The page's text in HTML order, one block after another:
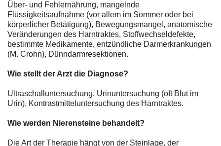
Über- und Fehlernährung, mangelnde
Flüssigkeitsaufnahme (vor allem im Sommer oder bei
körperlicher Betätigung), Bewegungsmangel, anatomische
Veränderungen des Harntraktes, Stoffwechseldefekte,
bestimmte Medikamente, entzündliche Darmerkrankungen
(M. Crohn), Dünndarmresektionen.
Wie stellt der Arzt die Diagnose?
Ultraschalluntersuchung, Urinuntersuchung (oft Blut im
Urin), Kontrastmitteluntersuchung des Harntraktes.
Wie werden Nierensteine behandelt?
Die Art der Therapie hängt von der Steinlage, der